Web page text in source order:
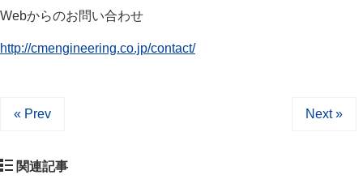
Webからのお問い合わせ
http://cmengineering.co.jp/contact/
« Prev Next »
関連記事